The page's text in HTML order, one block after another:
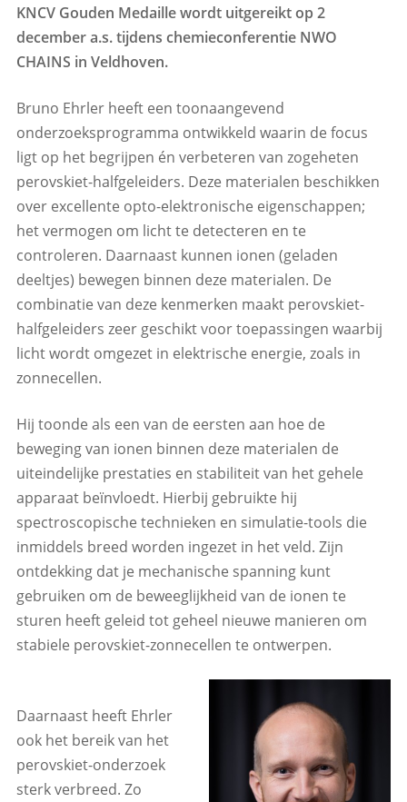
KNCV Gouden Medaille wordt uitgereikt op 2
december a.s. tijdens chemieconferentie NWO
CHAINS in Veldhoven.
Bruno Ehrler heeft een toonaangevend
onderzoeksprogramma ontwikkeld waarin de focus
ligt op het begrijpen én verbeteren van zogeheten
perovskiet-halfgeleiders. Deze materialen beschikken
over excellente opto-elektronische eigenschappen;
het vermogen om licht te detecteren en te
controleren. Daarnaast kunnen ionen (geladen
deeltjes) bewegen binnen deze materialen. De
combinatie van deze kenmerken maakt perovskiet-
halfgeleiders zeer geschikt voor toepassingen waarbij
licht wordt omgezet in elektrische energie, zoals in
zonnecellen.
Hij toonde als een van de eersten aan hoe de
beweging van ionen binnen deze materialen de
uiteindelijke prestaties en stabiliteit van het gehele
apparaat beïnvloedt. Hierbij gebruikte hij
spectroscopische technieken en simulatie-tools die
inmiddels breed worden ingezet in het veld. Zijn
ontdekking dat je mechanische spanning kunt
gebruiken om de beweeglijkheid van de ionen te
sturen heeft geleid tot geheel nieuwe manieren om
stabiele perovskiet-zonnecellen te ontwerpen.
Daarnaast heeft Ehrler
ook het bereik van het
perovskiet-onderzoek
sterk verbreed. Zo